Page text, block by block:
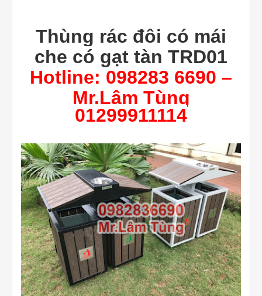
Thùng rác đôi có mái
che có gạt tàn TRD01
Hotline: 098283 6690 –
Mr.Lâm Tùng
01299911114